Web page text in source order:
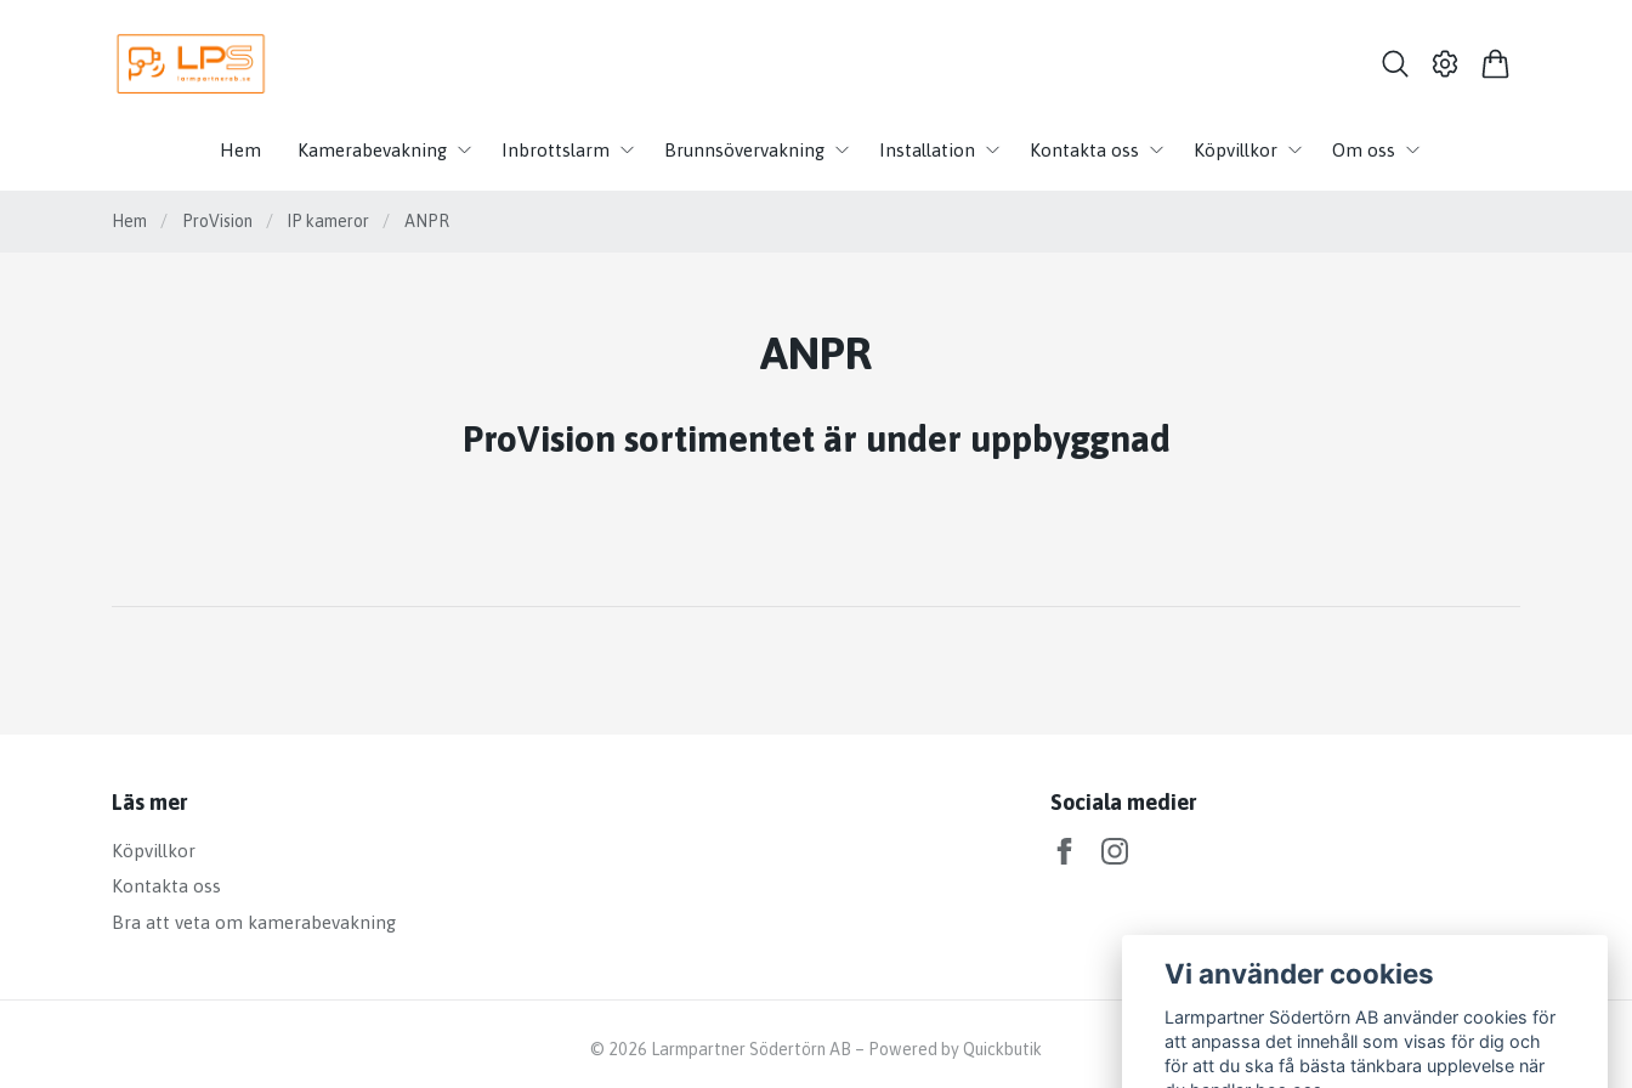
Hem Kamerabevakning Inbrottslarm Brunnsövervakning Installation Kontakta oss Köpvillkor Om oss
Hem / ProVision / IP kameror / ANPR
ANPR
ProVision sortimentet är under uppbyggnad
Läs mer
Köpvillkor
Kontakta oss
Bra att veta om kamerabevakning
Sociala medier
© 2026 Larmpartner Södertörn AB – Powered by Quickbutik
Vi använder cookies
Larmpartner Södertörn AB använder cookies för
att anpassa det innehåll som visas för dig och
för att du ska få bästa tänkbara upplevelse när